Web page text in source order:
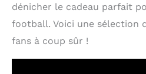
dénicher le cadeau parfait
football. Voici une sélection
fans à coup sûr !